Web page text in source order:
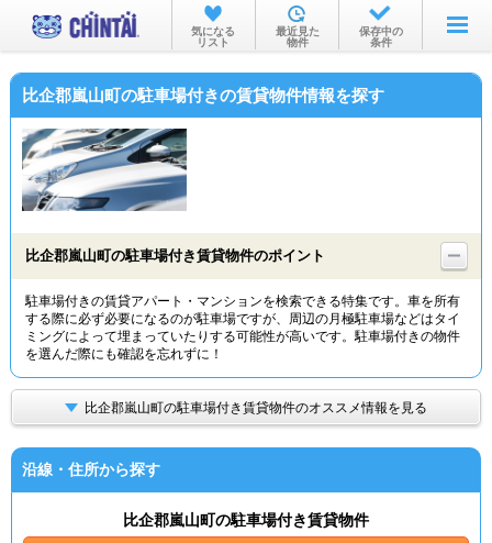
お部屋を探す
沿線・駅から
物件特集から
TOP
気になる
リスト
最近見た
物件
保存中の
条件
比企郡嵐山町の駐車場付きの賃貸物件情報を探す
比企郡嵐山町の駐車場付き賃貸物件のポイント
駐車場付きの賃貸アパート・マンションを検索できる特集です。車を所有
する際に必ず必要になるのが駐車場ですが、周辺の月極駐車場などはタイ
ミングによって埋まっていたりする可能性が高いです。駐車場付きの物件
を選んだ際にも確認を忘れずに！
比企郡嵐山町の駐車場付き賃貸物件のオススメ情報を見る
沿線・住所から探す
比企郡嵐山町の駐車場付き賃貸物件